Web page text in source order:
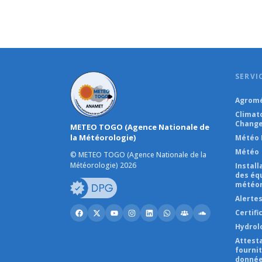
METEO TOGO (Agence Nationale de
la Météorologie)
© METEO TOGO (Agence Nationale de la
Météorologie) 2026
Météo
Météo
des
Alertes